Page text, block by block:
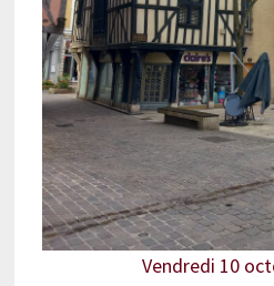
Vendredi 10